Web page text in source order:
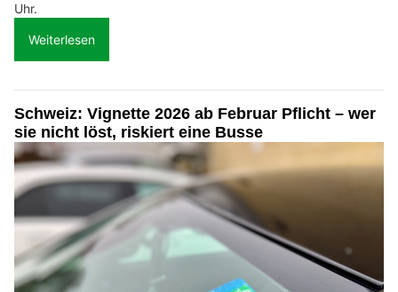
Uhr.
Weiterlesen
Schweiz: Vignette 2026 ab Februar Pflicht – wer
sie nicht löst, riskiert eine Busse